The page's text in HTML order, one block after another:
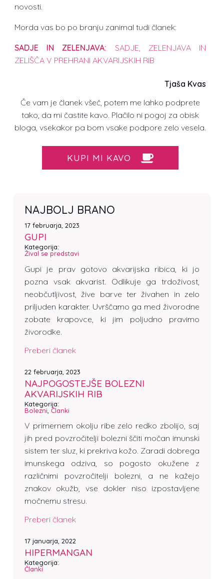
novosti.
Morda vas bo po branju zanimal tudi članek:
SADJE IN ZELENJAVA: SADJE, ZELENJAVA IN
ZELIŠČA V PREHRANI AKVARIJSKIH RIB
Tjaša Kvas
Če vam je članek všeč, potem me lahko podprete
tako, da mi častite kavo. Plačilo ni pogoj za obisk
bloga, vsekakor pa bom vsake podpore zelo vesela.
KUPI MI KAVO
NAJBOLJ BRANO
17 februarja, 2023
GUPI
Kategorija:
Žival se predstavi
Gupi je prav gotovo akvarijska ribica, ki jo
pozna vsak akvarist. Odlikuje ga trdoživost,
neobčutljivost, žive barve ter živahen in zelo
priljuden karakter. Uvrščamo ga med živorodne
zobate krapovce, ki jim poljudno pravimo
živorodke.
Preberi članek
22 februarja, 2023
NAJPOGOSTEJŠE BOLEZNI
AKVARIJSKIH RIB
Kategorija:
Bolezni Članki
V primernem okolju ribe zelo redko zbolijo, saj
jih pred povzročitelji bolezni ščiti močan imunski
sistem ter sluz, ki prekriva kožo. Zaradi dobrega
imunskega odziva, so pogosto okužene z
različnimi povzročitelji bolezni, a ne kažejo
znakov okužb, vse dokler niso izpostavljene
močnemu stresu.
Preberi članek
17 januarja, 2022
HIPERMANGAN
Kategorija:
Članki